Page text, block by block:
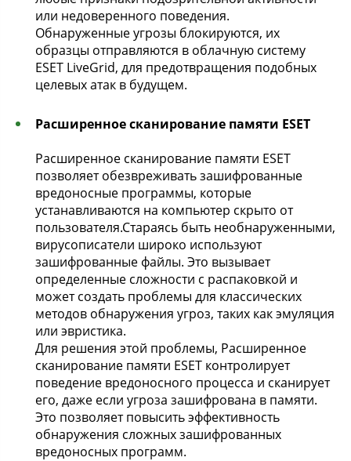
или недоверенного поведения.
Обнаруженные угрозы блокируются, их
образцы отправляются в облачную систему
ESET LiveGrid, для предотвращения подобных
целевых атак в будущем.
Расширенное сканирование памяти ESET
Расширенное сканирование памяти ESET
позволяет обезвреживать зашифрованные
вредоносные программы, которые
устанавливаются на компьютер скрыто от
пользователя.Стараясь быть необнаруженными,
вирусописатели широко используют
зашифрованные файлы. Это вызывает
определенные сложности с распаковкой и
может создать проблемы для классических
методов обнаружения угроз, таких как эмуляция
или эвристика.
Для решения этой проблемы, Расширенное
сканирование памяти ESET контролирует
поведение вредоносного процесса и сканирует
его, даже если угроза зашифрована в памяти.
Это позволяет повысить эффективность
обнаружения сложных зашифрованных
вредоносных программ.